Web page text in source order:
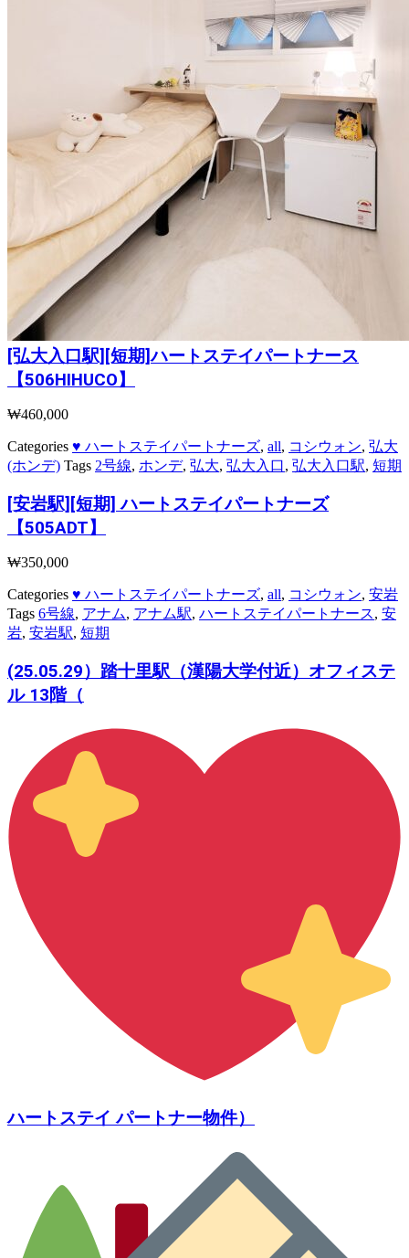
[弘大入口駅][短期]ハートステイパートナース
【506HIHUCO】
₩460,000
Categories ♥ ハートステイパートナーズ, all, コシウォン, 弘大
(ホンデ) Tags 2号線, ホンデ, 弘大, 弘大入口, 弘大入口駅, 短期
[安岩駅][短期] ハートステイパートナーズ
【505ADT】
₩350,000
Categories ♥ ハートステイパートナーズ, all, コシウォン, 安岩
Tags 6号線, アナム, アナム駅, ハートステイパートナース, 安
岩, 安岩駅, 短期
(25.05.29）踏十里駅（漢陽大学付近）オフィステ
ル 13階（
ハートステイ パートナー物件）